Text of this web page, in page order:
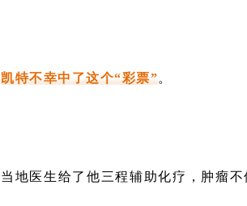
凯特不幸中了这个“彩票”。
当地医生给了他三程辅助化疗，肿瘤